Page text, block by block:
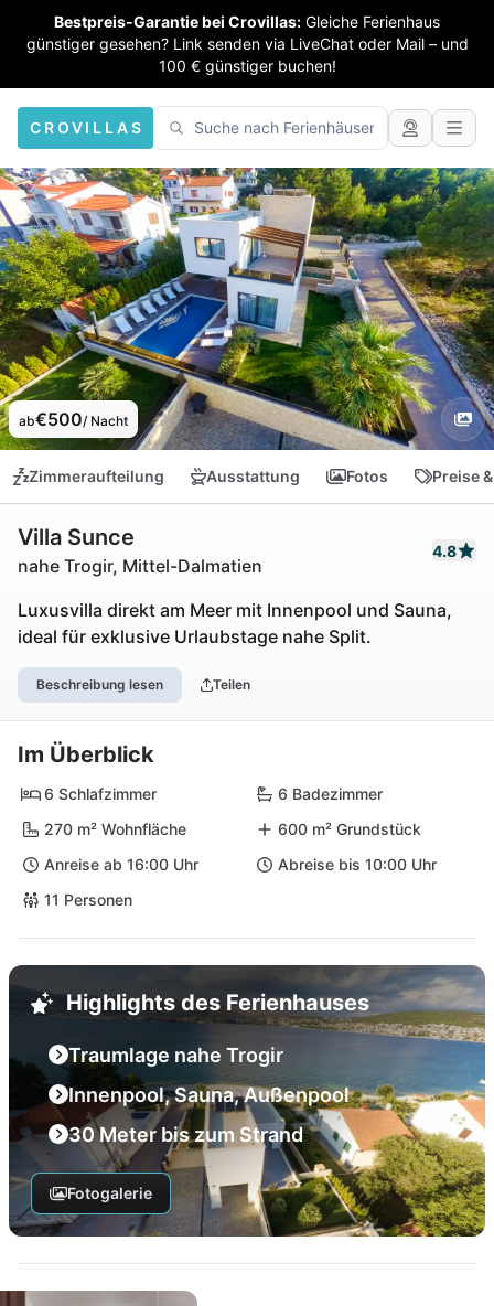
Bestpreis-Garantie bei Crovillas: Gleiche Ferienhaus
günstiger gesehen? Link senden via LiveChat oder Mail – und
100 € günstiger buchen!
CROVILLAS
ab€500/ Nacht
Zimmeraufteilung Ausstattung Fotos Preise
Villa Sunce
nahe Trogir, Mittel-Dalmatien
4.8
Luxusvilla direkt am Meer mit Innenpool und Sauna,
ideal für exklusive Urlaubstage nahe Split.
Beschreibung lesen Teilen
Im Überblick
6 Schlafzimmer
6 Badezimmer
270 m² Wohnfläche
600 m² Grundstück
Anreise ab 16:00 Uhr
Abreise bis 10:00 Uhr
11 Personen
Highlights des Ferienhauses
Traumlage nahe Trogir
Innenpool, Sauna, Außenpool
30 Meter bis zum Strand
Fotogalerie